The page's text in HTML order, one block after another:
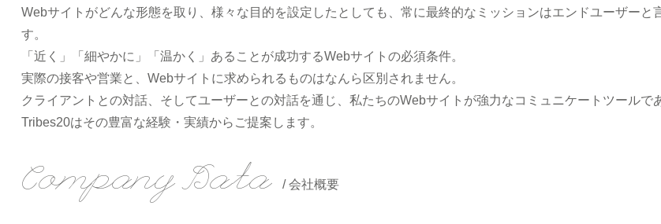
Webサイトがどんな形態を取り、様々な目的を設定したとしても、常に最終的なミッションはエンドユーザーと
す。
「近く」「細やかに」「温かく」あることが成功するWebサイトの必須条件。
実際の接客や営業と、Webサイトに求められるものはなんら区別されません。
クライアントとの対話、そしてユーザーとの対話を通じ、私たちのWebサイトが強力なコミュニケートツールで
Tribes20はその豊富な経験・実績からご提案します。
Company Data / 会社概要